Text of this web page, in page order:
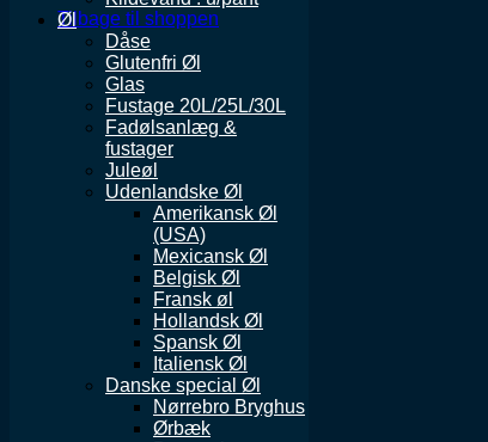
Tilbage til shoppen
Øl
Dåse
Glutenfri Øl
Glas
Fustage 20L/25L/30L
Fadølsanlæg &
fustager
Juleøl
Udenlandske Øl
Amerikansk Øl
(USA)
Mexicansk Øl
Belgisk Øl
Fransk øl
Hollandsk Øl
Spansk Øl
Italiensk Øl
Danske special Øl
Nørrebro Bryghus
Ørbæk